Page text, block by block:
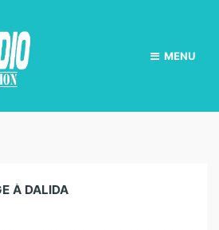
MENU
À DALIDA